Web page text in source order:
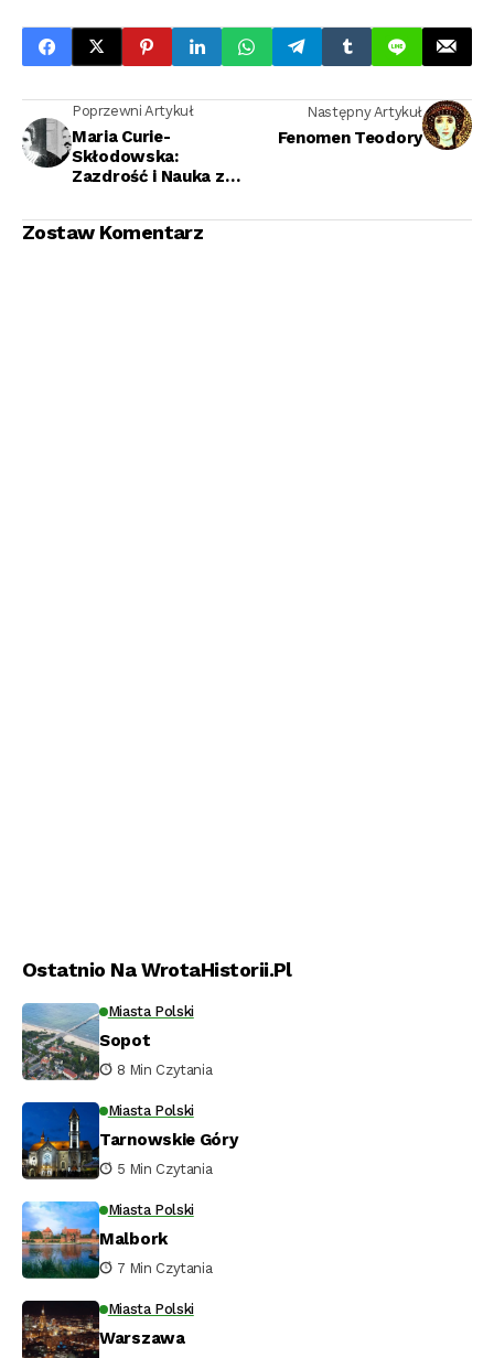
Poprzewni Artykuł
Maria Curie-
Skłodowska:
Zazdrość i Nauka z
Następny Artykuł
Fenomen Teodory
Zostaw Komentarz
Ostatnio Na WrotaHistorii.pl
Miasta Polski
Sopot
8 Min Czytania
Miasta Polski
Tarnowskie Góry
5 Min Czytania
Miasta Polski
Malbork
7 Min Czytania
Miasta Polski
Warszawa